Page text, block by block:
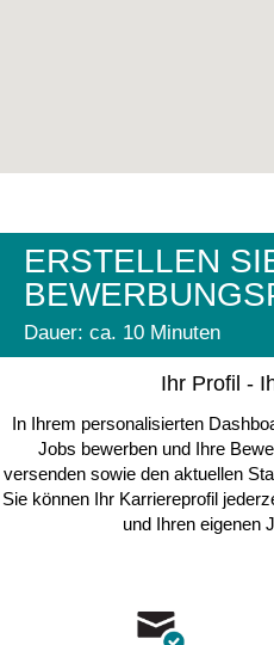
ERSTELLEN
Dauer: ca. 10 Minuten
Ihr Profil -
In Ihrem personalisierten
Jobs bewerben und Ihre
versenden sowie den aktuellen
Sie können Ihr Karriereprofil
und Ihren eigenen